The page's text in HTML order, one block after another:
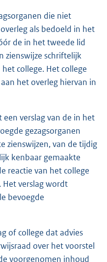
die niet
als bedoeld in het
de in het tweede lid
zienswijze schriftelijk
college. Het college
het overleg hiervan in
een verslag van de in het
gezagsorganen
zienswijzen, van de tijdig
kenbaar gemaakte
reactie van het college
Het verslag wordt
bevoegde
of college dat advies
over het voorstel
voorgenomen inhoud